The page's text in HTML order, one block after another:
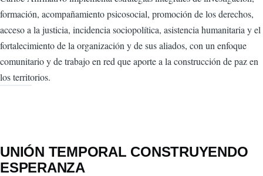
formación, acompañamiento psicosocial, promoción de los derechos,
acceso a la justicia, incidencia sociopolítica, asistencia humanitaria y el
fortalecimiento de la organización y de sus aliados, con un enfoque
comunitario y de trabajo en red que aporte a la construcción de paz en
los territorios.
UNIÓN TEMPORAL CONSTRUYENDO
ESPERANZA